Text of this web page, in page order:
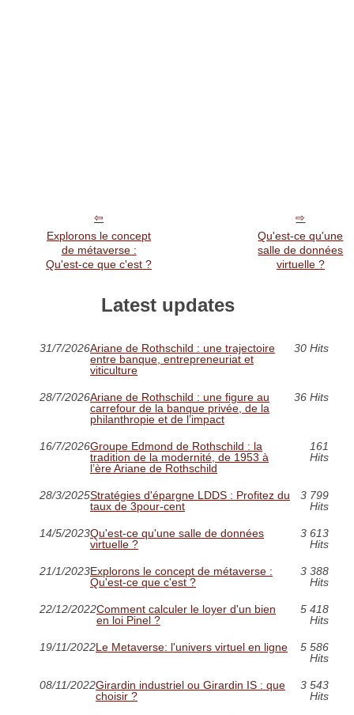
Explorons le concept
de métaverse :
Qu'est-ce que c'est ?
Qu'est-ce qu'une
salle de données
virtuelle ?
Latest updates
31/7/2026Ariane de Rothschild : une trajectoire
entre banque, entrepreneuriat et
viticulture
30 Hits
28/7/2026Ariane de Rothschild : une figure au
carrefour de la banque privée, de la
philanthropie et de l’impact
36 Hits
16/7/2026Groupe Edmond de Rothschild : la
tradition de la modernité, de 1953 à
l’ère Ariane de Rothschild
161
Hits
28/3/2025Stratégies d'épargne LDDS : Profitez du
taux de 3pour-cent
3 799
Hits
14/5/2023Qu'est-ce qu'une salle de données
virtuelle ?
3 613
Hits
21/1/2023Explorons le concept de métaverse :
Qu'est-ce que c'est ?
3 388
Hits
22/12/2022Comment calculer le loyer d'un bien
en loi Pinel ?
5 418
Hits
19/11/2022Le Metaverse: l'univers virtuel en ligne
5 586
Hits
08/11/2022Girardin industriel ou Girardin IS : que
choisir ?
3 543
Hits